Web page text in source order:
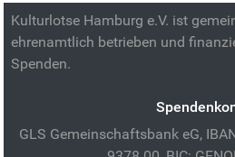
Kulturlotse Hamburg e.V. ist
ehrenamtlich betrieben und
Spenden.
GLS Gemeinschaftsbank eG,